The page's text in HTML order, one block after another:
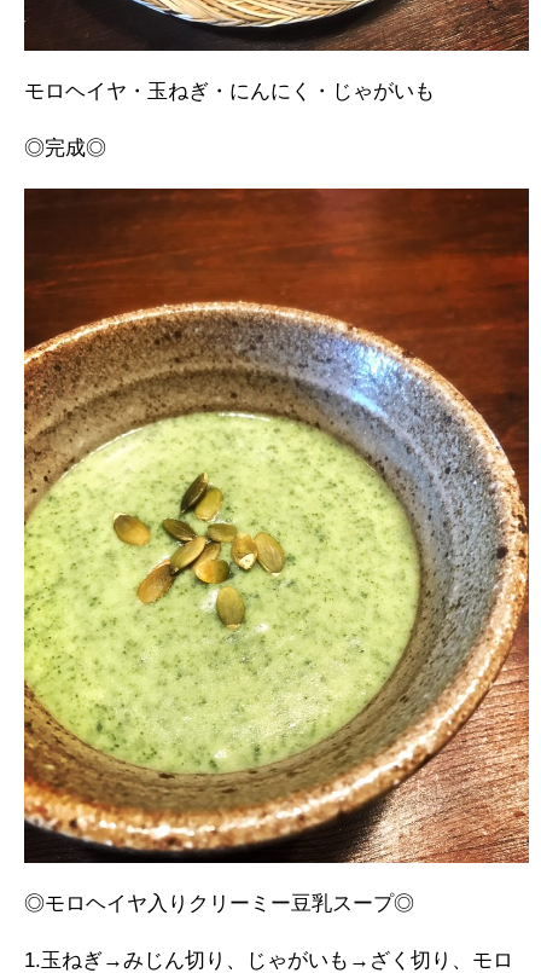
モロヘイヤ・玉ねぎ・にんにく・じゃがいも
◎完成◎
◎モロヘイヤ入りクリーミー豆乳スープ◎
1.玉ねぎ→みじん切り、じゃがいも→ざく切り、モロ